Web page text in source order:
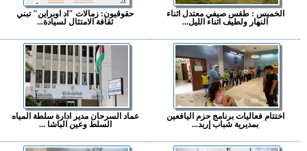
الخميس : طقس صيفي معتدل اثناء
النهار ولطيف اثناء الليل...
حقوقيون: زمالات "اد اوبراين" تبني
ثقافة الامتثال لسيادة...
اختتام فعاليات برنامج حزم اليافعين
بمديرية شباب إربد...
عماد السرحان مدير ادارة سلطة المياه
السلط وعين الباشا ...